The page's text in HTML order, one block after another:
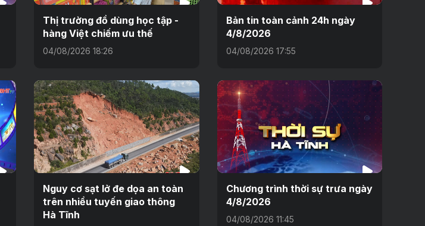
Thị trường đồ dùng học tập -
hàng Việt chiếm ưu thế
04/08/2026 18:26
Bản tin toàn cảnh 24h ngày
4/8/2026
04/08/2026 17:55
Nguy cơ sạt lở đe dọa an toàn
trên nhiều tuyến giao thông
Hà Tĩnh
Chương trình thời sự trưa ngày
4/8/2026
04/08/2026 11:45